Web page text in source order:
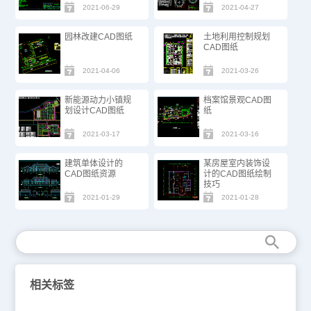
2021-06-29 2021-04-27
园林改建CAD图纸
2021-04-06
土地利用控制规划
CAD图纸
2021-03-26
新能源动力小镇规
划设计CAD图纸​
2021-03-17
档案馆景观CAD图
纸
2021-03-16
建筑单体设计的
CAD图纸资源
2021-01-29
某房屋室内装饰设
计的CAD图纸绘制
技巧
2021-01-28
相关标签